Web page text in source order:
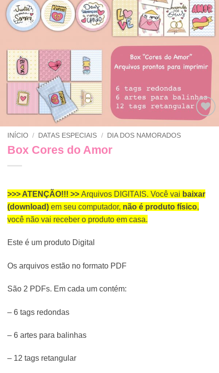
Adicionar
INÍCIO / DATAS ESPECIAIS / DIA DOS NAMORADOS
Box Cores do Amor
>>> ATENÇÃO!!! >> Arquivos DIGITAIS. Você vai baixar
(download) em seu computador, não é produto físico,
você não vai receber o produto em casa.
Este é um produto Digital
Os arquivos estão no formato PDF
São 2 PDFs. Em cada um contém:
– 6 tags redondas
– 6 artes para balinhas
– 12 tags retangular